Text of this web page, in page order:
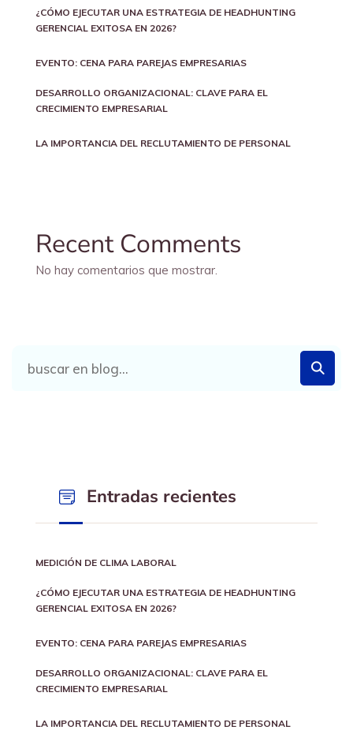
¿CÓMO EJECUTAR UNA ESTRATEGIA DE HEADHUNTING
GERENCIAL EXITOSA EN 2026?
EVENTO: CENA PARA PAREJAS EMPRESARIAS
DESARROLLO ORGANIZACIONAL: CLAVE PARA EL
CRECIMIENTO EMPRESARIAL
LA IMPORTANCIA DEL RECLUTAMIENTO DE PERSONAL
Recent Comments
No hay comentarios que mostrar.
Entradas recientes
MEDICIÓN DE CLIMA LABORAL
¿CÓMO EJECUTAR UNA ESTRATEGIA DE HEADHUNTING
GERENCIAL EXITOSA EN 2026?
EVENTO: CENA PARA PAREJAS EMPRESARIAS
DESARROLLO ORGANIZACIONAL: CLAVE PARA EL
CRECIMIENTO EMPRESARIAL
LA IMPORTANCIA DEL RECLUTAMIENTO DE PERSONAL